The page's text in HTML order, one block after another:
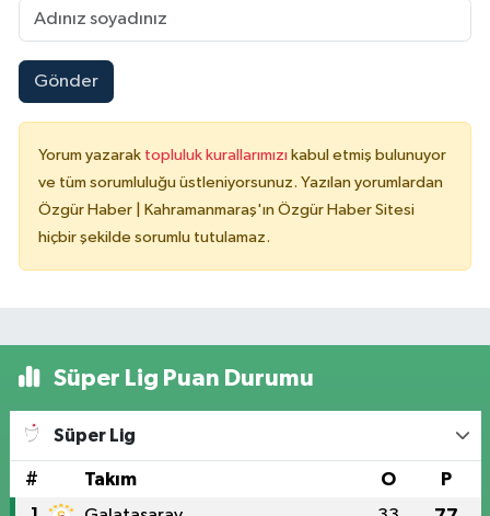
Gönder
Yorum yazarak topluluk kurallarımızı kabul etmiş bulunuyor
ve tüm sorumluluğu üstleniyorsunuz. Yazılan yorumlardan
Özgür Haber | Kahramanmaraş'ın Özgür Haber Sitesi
hiçbir şekilde sorumlu tutulamaz.
Süper Lig Puan Durumu
Süper Lig
# Takım O P